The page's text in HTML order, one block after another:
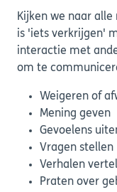
Kijken we naar
is 'iets verkrijgen'
interactie met
om te
Weigeren of
Mening geven
Gevoelens
Vragen stellen
Verhalen
Praten over